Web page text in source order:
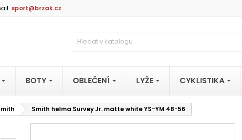
sport@brzak.cz
BOTY OBLEČENÍ LYŽE CYKLISTIKA
Smith helma Survey Jr. matte white YS-YM 48-56